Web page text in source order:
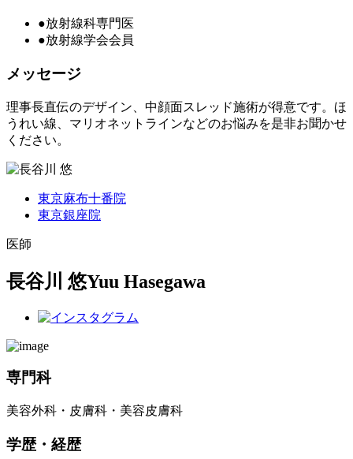
●放射線科専門医
●放射線学会会員
メッセージ
理事長直伝のデザイン、中顔面スレッド施術が得意です。ほ
うれい線、マリオネットラインなどのお悩みを是非お聞かせ
ください。
東京麻布十番院
東京銀座院
医師
長谷川 悠Yuu Hasegawa
専門科
美容外科・皮膚科・美容皮膚科
学歴・経歴